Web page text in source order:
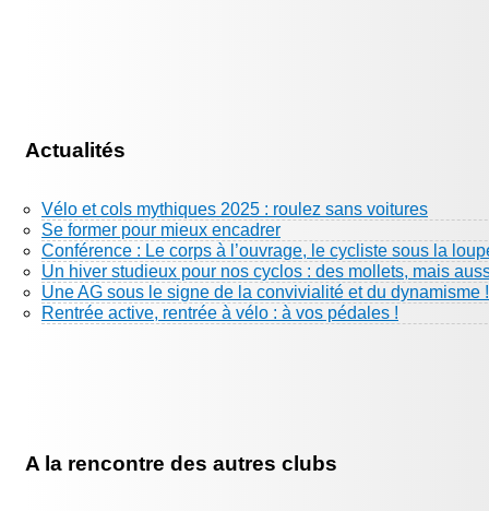
Actualités
Vélo et cols mythiques 2025 : roulez sans voitures
Se former pour mieux encadrer
Conférence : Le corps à l’ouvrage, le cycliste sous la
Un hiver studieux pour nos cyclos : des mollets, mais
Une AG sous le signe de la convivialité et du dynamisme !
Rentrée active, rentrée à vélo : à vos pédales !
A la rencontre des autres clubs